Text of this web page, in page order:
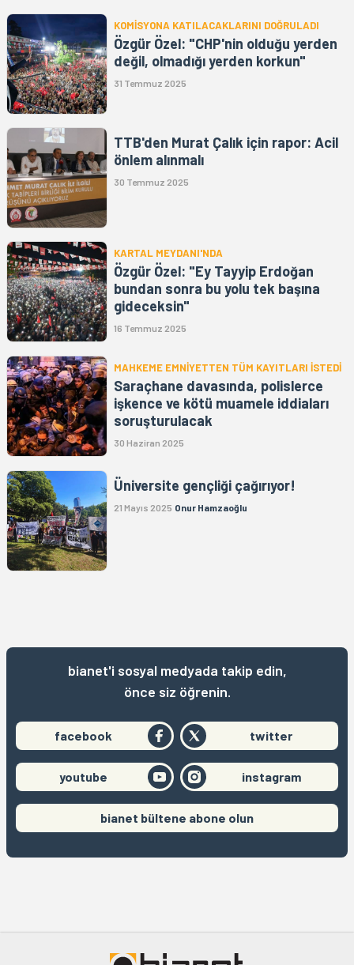
KOMİSYONA KATILACAKLARINI DOĞRULADI
Özgür Özel: "CHP'nin olduğu yerden
değil, olmadığı yerden korkun"
31 Temmuz 2025
TTB'den Murat Çalık için rapor: Acil
önlem alınmalı
30 Temmuz 2025
KARTAL MEYDANI'NDA
Özgür Özel: "Ey Tayyip Erdoğan
bundan sonra bu yolu tek başına
gideceksin"
16 Temmuz 2025
MAHKEME EMNİYETTEN TÜM KAYITLARI İSTEDİ
Saraçhane davasında, polislerce
işkence ve kötü muamele iddiaları
soruşturulacak
30 Haziran 2025
Üniversite gençliği çağırıyor!
21 Mayıs 2025 Onur Hamzaoğlu
bianet'i sosyal medyada takip edin,
önce siz öğrenin.
facebook twitter
youtube instagram
bianet bültene abone olun